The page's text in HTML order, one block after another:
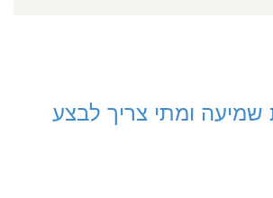
שמיעה ומתי צריך לבצע